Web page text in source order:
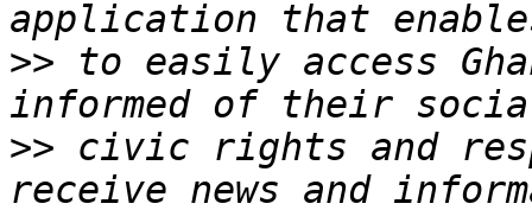
>> to easily access
>> civic rights and